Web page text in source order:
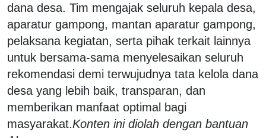
dana desa. Tim mengajak seluruh kepala desa,
aparatur gampong, mantan aparatur gampong,
pelaksana kegiatan, serta pihak terkait lainnya
untuk bersama-sama menyelesaikan seluruh
rekomendasi demi terwujudnya tata kelola dana
desa yang lebih baik, transparan, dan
memberikan manfaat optimal bagi
masyarakat.Konten ini diolah dengan bantuan